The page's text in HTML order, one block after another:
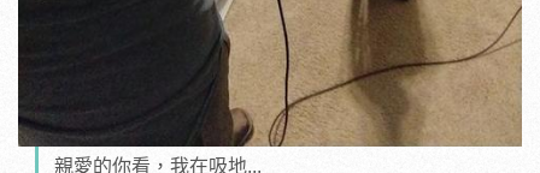
親愛的你看，我在吸地...